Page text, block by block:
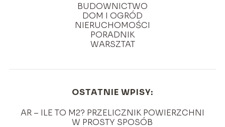
BUDOWNICTWO
DOM I OGRÓD
NIERUCHOMOŚCI
PORADNIK
WARSZTAT
OSTATNIE WPISY:
AR – ILE TO M2? PRZELICZNIK POWIERZCHNI
W PROSTY SPOSÓB